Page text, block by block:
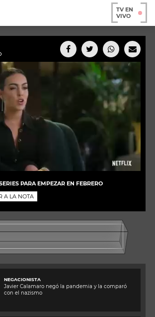
TV EN
VIVO
PARA EMPEZAR EN FEBRERO
A LA NOTA
NEGACIONISTA
Javier Calamaro negó la pandemia y la comparó
con el nazismo